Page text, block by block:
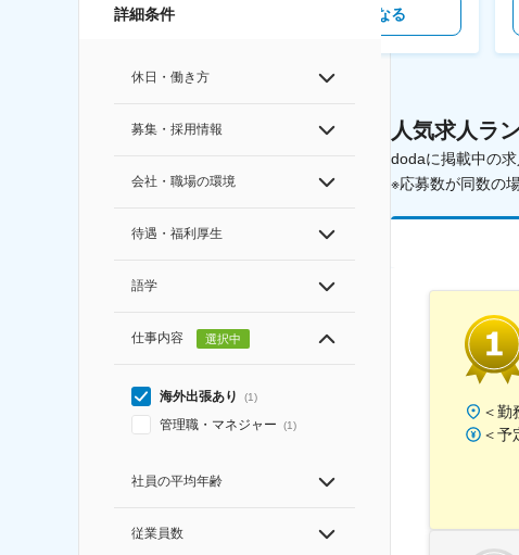
詳細条件
休日・働き方
募集・採用情報
会社・職場の環境
待遇・福利厚生
語学
仕事内容 選択中
海外出張あり (1)
管理職・マネジャー (1)
社員の平均年齢
従業員数
気になる 気になる
人気求人ラ
dodaに掲載中の
※応募数が同数の